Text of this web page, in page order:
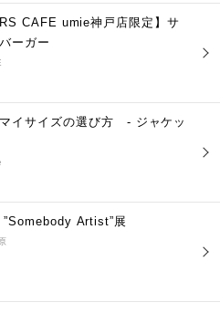
CAFE umie神戸店限定】サ
ーガー
マイサイズの選び方 - ジャケッ
”Somebody Artist”展